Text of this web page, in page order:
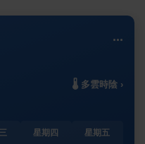
...
🌡️ 多雲時陰 ›
星期四 星期五